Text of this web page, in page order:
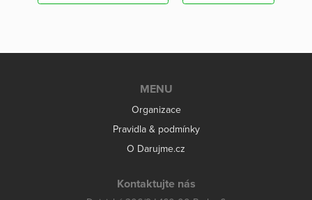
MENU
Organizace
Pravidla & podmínky
O Darujme.cz
Kontaktujte nás